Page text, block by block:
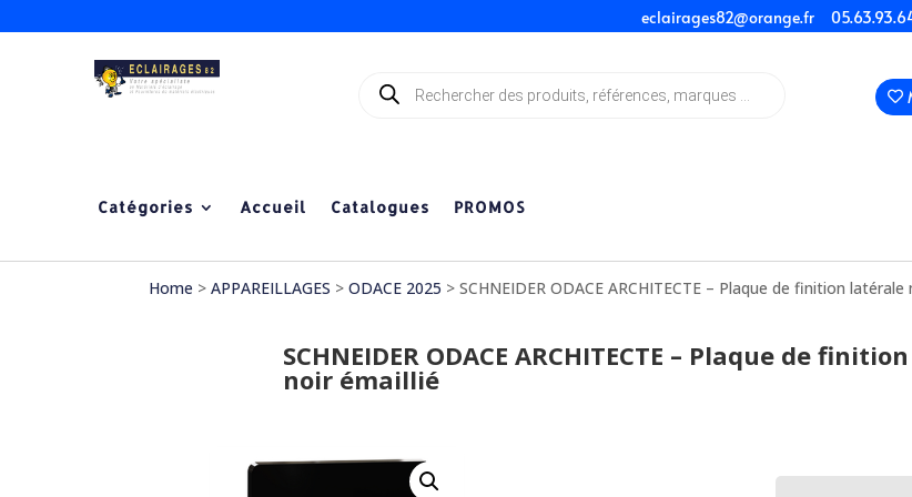
eclairages82@orange.fr
produits
Catégories Accueil Catalogues PROMOS
Home >APPAREILLAGES >ODACE 2025 > SCHNEIDER ODACE ARCHITECTE – Plaque de finition
SCHNEIDER ODACE ARCHITECTE – Plaque de
noir émaillié